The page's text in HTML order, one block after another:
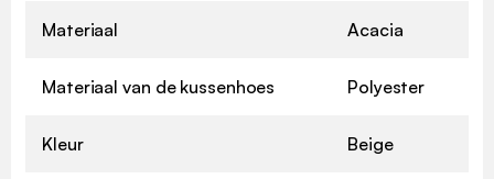
Materiaal Acacia
Materiaal van de kussenhoes Polyester
Kleur Beige